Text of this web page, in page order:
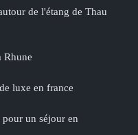
de l'étang de Thau
Rhune
luxe en france
un séjour en